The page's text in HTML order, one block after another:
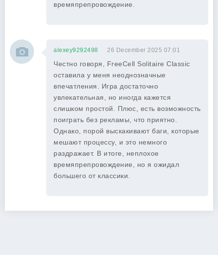
времяпрепровождение.
alexey9292498 26 December 2025 07:01
Честно говоря, FreeCell Solitaire Classic
оставила у меня неоднозначные
впечатления. Игра достаточно
увлекательная, но иногда кажется
слишком простой. Плюс, есть возможность
поиграть без рекламы, что приятно.
Однако, порой выскакивают баги, которые
мешают процессу, и это немного
раздражает. В итоге, неплохое
времяпрепровождение, но я ожидал
большего от классики.